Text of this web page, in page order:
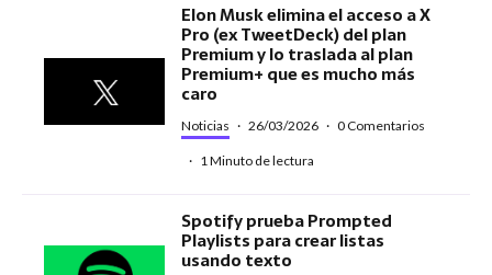
Elon Musk elimina el acceso a X
Pro (ex TweetDeck) del plan
Premium y lo traslada al plan
Premium+ que es mucho más
caro
Noticias · 26/03/2026 · 0 Comentarios
· 1 Minuto de lectura
Spotify prueba Prompted
Playlists para crear listas
usando texto